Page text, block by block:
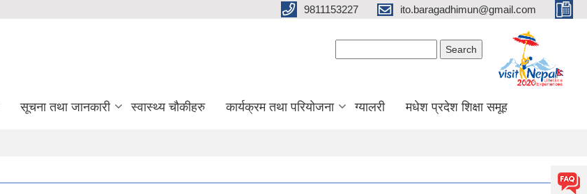
9811153227 ito.baragadhimun@gmail.com
सूचना तथा जानकारी स्वास्थ्य चौकीहरु कार्यक्रम तथा परियोजना ग्यालरी मधेश प्रदेश शिक्षा समूह